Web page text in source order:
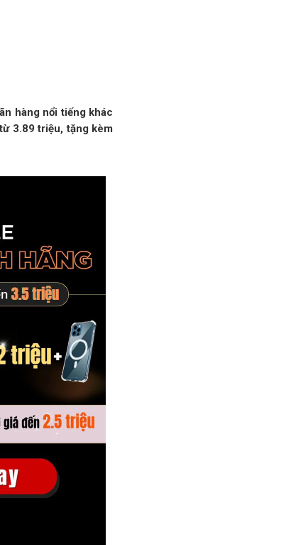
hàng nổi tiếng khác
3.89 triệu, tặng kèm